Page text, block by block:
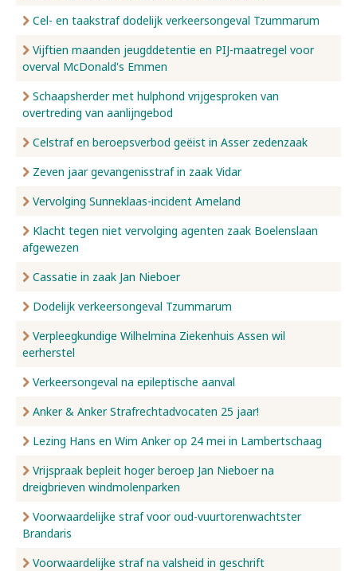
Cel- en taakstraf dodelijk verkeersongeval Tzummarum
Vijftien maanden jeugddetentie en PIJ-maatregel voor
overval McDonald's Emmen
Schaapsherder met hulphond vrijgesproken van
overtreding van aanlijngebod
Celstraf en beroepsverbod geëist in Asser zedenzaak
Zeven jaar gevangenisstraf in zaak Vidar
Vervolging Sunneklaas-incident Ameland
Klacht tegen niet vervolging agenten zaak Boelenslaan
afgewezen
Cassatie in zaak Jan Nieboer
Dodelijk verkeersongeval Tzummarum
Verpleegkundige Wilhelmina Ziekenhuis Assen wil
eerherstel
Verkeersongeval na epileptische aanval
Anker & Anker Strafrechtadvocaten 25 jaar!
Lezing Hans en Wim Anker op 24 mei in Lambertschaag
Vrijspraak bepleit hoger beroep Jan Nieboer na
dreigbrieven windmolenparken
Voorwaardelijke straf voor oud-vuurtorenwachtster
Brandaris
Voorwaardelijke straf na valsheid in geschrift